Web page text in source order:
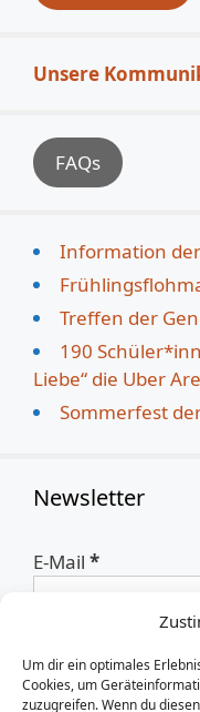
Um dir ein optimales
Cookies, um
zuzugreifen. Wenn du
Unsere
FAQs
Information
Treffen der
190
Liebe“ die Uber
Sommerfest
Newsletter
E-Mail *